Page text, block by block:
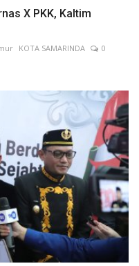
X PKK, Kaltim
KOTA SAMARINDA
0